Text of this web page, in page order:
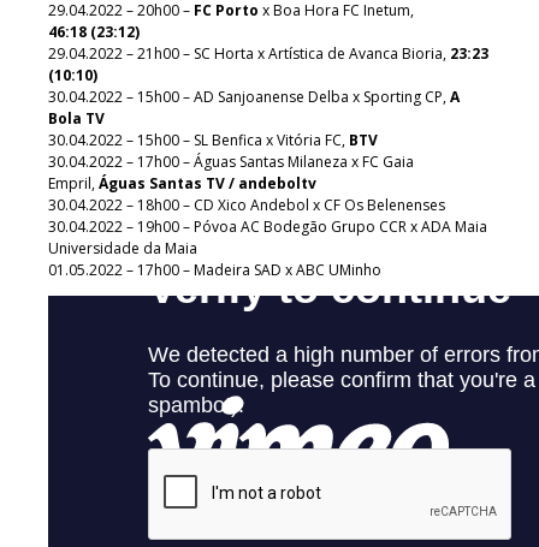
29.04.2022 – 20h00 – FC Porto x Boa Hora FC Inetum,
46:18 (23:12)
29.04.2022 – 21h00 – SC Horta x Artística de Avanca Bioria, 23:23
(10:10)
30.04.2022 – 15h00 – AD Sanjoanense Delba x Sporting CP,A
Bola TV
30.04.2022 – 15h00 – SL Benfica x Vitória FC, BTV
30.04.2022 – 17h00 – Águas Santas Milaneza x FC Gaia
Empril,Águas Santas TV / andeboltv
30.04.2022 – 18h00 – CD Xico Andebol x CF Os Belenenses
30.04.2022 – 19h00 – Póvoa AC Bodegão Grupo CCR x ADA Maia
Universidade da Maia
01.05.2022 – 17h00 – Madeira SAD x ABC UMinho